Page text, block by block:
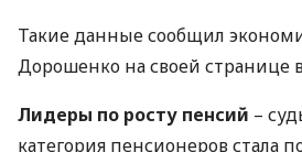
Такие данные сообщил
Дорошенко на своей странице
Лидеры по росту пенсий –
категория пенсионеров стала